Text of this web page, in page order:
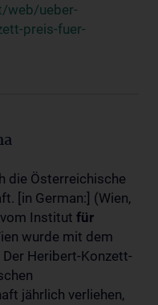
web/ueber-
preis-fuer-
die Österreichische
[in German:] (Wien,
Institut für
wurde mit dem
Heribert-Konzett-
jährlich verliehen,